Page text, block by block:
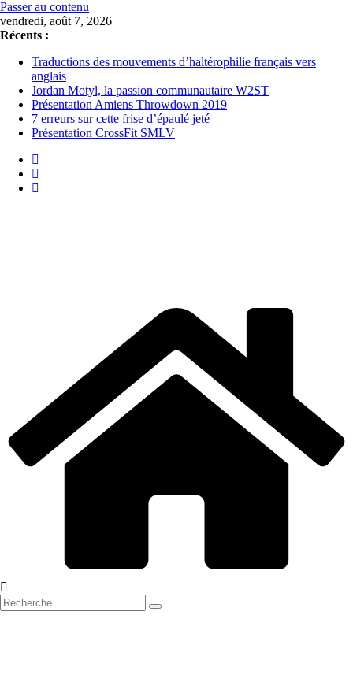
Passer au contenu
vendredi, août 7, 2026
Récents :
Traductions des mouvements d’haltérophilie français vers
anglais
Jordan Motyl, la passion communautaire W2ST
Présentation Amiens Throwdown 2019
7 erreurs sur cette frise d’épaulé jeté
Présentation CrossFit SMLV